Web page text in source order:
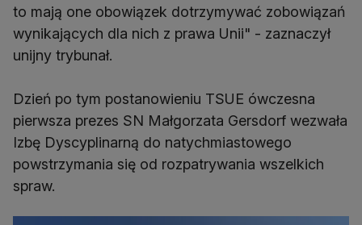
to mają one obowiązek dotrzymywać zobowiązań
wynikających dla nich z prawa Unii" - zaznaczył
unijny trybunał.
Dzień po tym postanowieniu TSUE ówczesna
pierwsza prezes SN Małgorzata Gersdorf wezwała
Izbę Dyscyplinarną do natychmiastowego
powstrzymania się od rozpatrywania wszelkich
spraw.